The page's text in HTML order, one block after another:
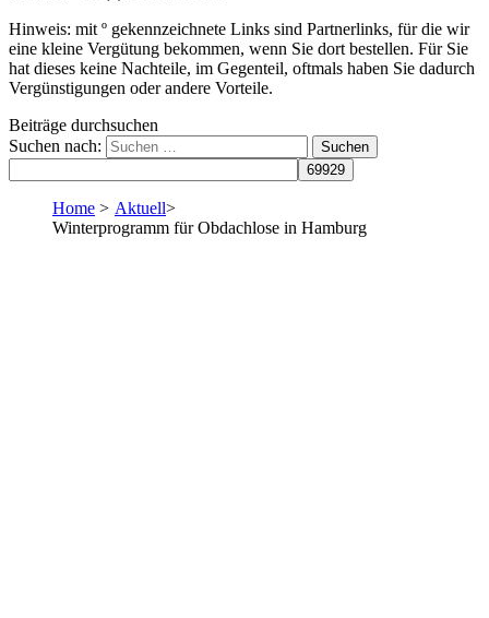
Hinweis: mit º gekennzeichnete Links sind Partnerlinks, für die wir
eine kleine Vergütung bekommen, wenn Sie dort bestellen. Für Sie
hat dieses keine Nachteile, im Gegenteil, oftmals haben Sie dadurch
Vergünstigungen oder andere Vorteile.
Beiträge durchsuchen
Suchen nach:
Home > Aktuell>
Winterprogramm für Obdachlose in Hamburg